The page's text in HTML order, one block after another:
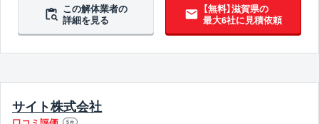
ブロック塀撤去対応
10年以上無事故
10年以上無違反
翌営業日までに連絡
この解体業者の
詳細を見る
【無料】滋賀県の
最大6社に見積依頼
サイト株式会社
5件